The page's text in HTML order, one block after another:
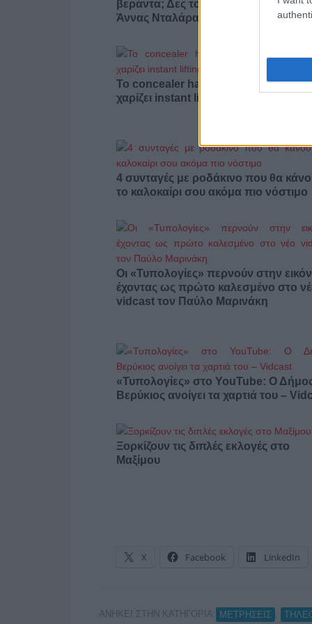
βεράντα; Δες το σπίτι των Γιώργου
Άννας Νταλάρα στη Σύρο
Το concealer hack της Hailey Bieber
χαρίζει instant lifting στο βλέμμα
4 συνταγές με ροδάκινο που θα
το καλοκαίρι σου ακόμα πιο νόστιμο
Οι «Τυπολογίες» περνούν στην
έχοντας ως πρώτο καλεσμένο στο
vidcast τον Παύλο Μαρινάκη
«Τυπολογίες» στο YouTube: Ο
Βερύκιος ανοίγει τα χαρτιά του –
Ξορκίζουν τις διπλές εκλογές στο
Μαξίμου
X Facebook LinkedIn
ΑΝΗΚΕΙ ΣΤΗΝ ΚΑΤΗΓΟΡΙΑ: ΜΕΤΡΗΣΕΙΣ